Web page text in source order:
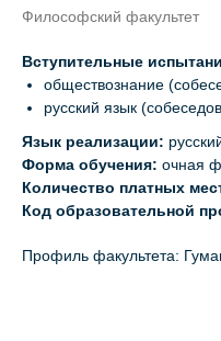
Философский факультет
Вступительные
обществознание
русский язык
Язык реализации:
Форма обучения: очная
Количество платных
Код образовательной
Профиль факультета: